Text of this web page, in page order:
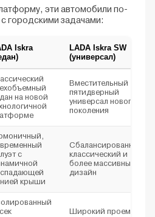
эти автомобили по-
городскими задачами:
Iskra
LADA Iskra SW
(универсал)
на новой
Вместительный
пятидверный
универсал нового
поколения
с
крыши
Сбалансированный,
классический и
более массивный
дизайн
Широкий проем со